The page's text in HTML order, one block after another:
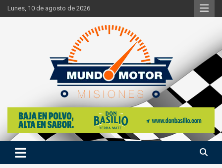
Skip
to
Lunes, 10 de agosto de 2026
Mundo Motor Misiones
Si hay ruido de motores ahí estaremos